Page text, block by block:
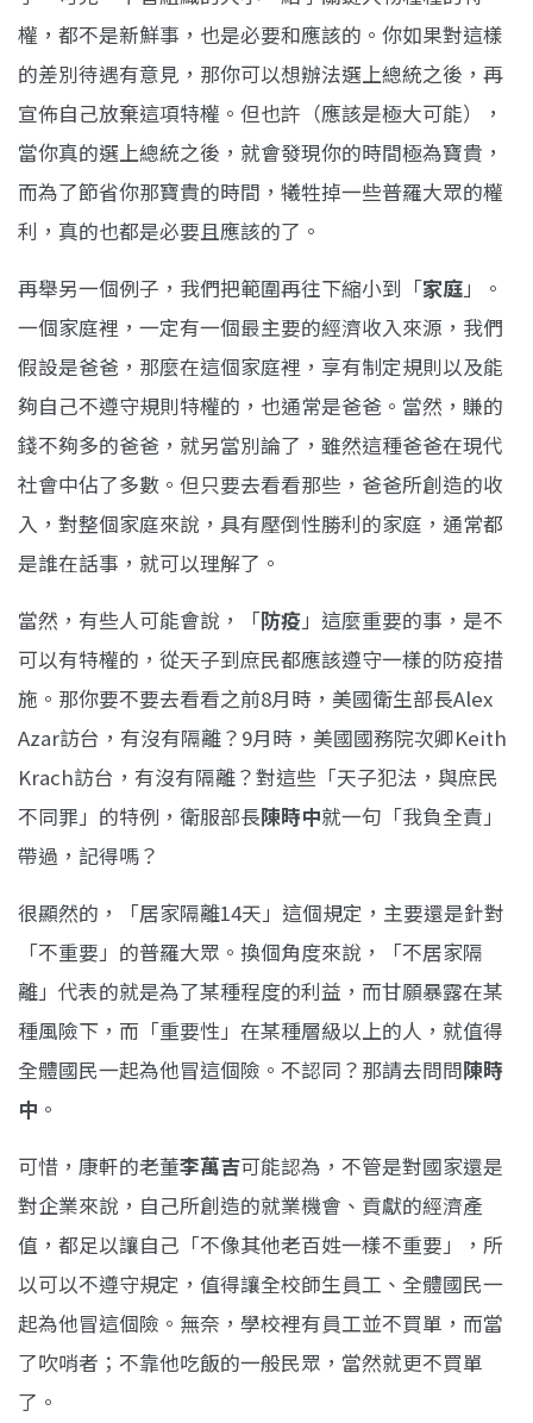
權，都不是新鮮事，也是必要和應該的。你如果對這樣
的差別待遇有意見，那你可以想辦法選上總統之後，再
宣佈自己放棄這項特權。但也許（應該是極大可能），
當你真的選上總統之後，就會發現你的時間極為寶貴，
而為了節省你那寶貴的時間，犧牲掉一些普羅大眾的權
利，真的也都是必要且應該的了。
再舉另一個例子，我們把範圍再往下縮小到「家庭」。
一個家庭裡，一定有一個最主要的經濟收入來源，我們
假設是爸爸，那麼在這個家庭裡，享有制定規則以及能
夠自己不遵守規則特權的，也通常是爸爸。當然，賺的
錢不夠多的爸爸，就另當別論了，雖然這種爸爸在現代
社會中佔了多數。但只要去看看那些，爸爸所創造的收
入，對整個家庭來說，具有壓倒性勝利的家庭，通常都
是誰在話事，就可以理解了。
當然，有些人可能會說，「防疫」這麼重要的事，是不
可以有特權的，從天子到庶民都應該遵守一樣的防疫措
施。那你要不要去看看之前8月時，美國衛生部長Alex
Azar訪台，有沒有隔離？9月時，美國國務院次卿Keith
Krach訪台，有沒有隔離？對這些「天子犯法，與庶民
不同罪」的特例，衛服部長陳時中就一句「我負全責」
帶過，記得嗎？
很顯然的，「居家隔離14天」這個規定，主要還是針對
「不重要」的普羅大眾。換個角度來說，「不居家隔
離」代表的就是為了某種程度的利益，而甘願暴露在某
種風險下，而「重要性」在某種層級以上的人，就值得
全體國民一起為他冒這個險。不認同？那請去問問陳時
中 。
可惜，康軒的老董李萬吉可能認為，不管是對國家還是
對企業來說，自己所創造的就業機會、貢獻的經濟產
值，都足以讓自己「不像其他老百姓一樣不重要」，所
以可以不遵守規定，值得讓全校師生員工、全體國民一
起為他冒這個險。無奈，學校裡有員工並不買單，而當
了吹哨者；不靠他吃飯的一般民眾，當然就更不買單
了。